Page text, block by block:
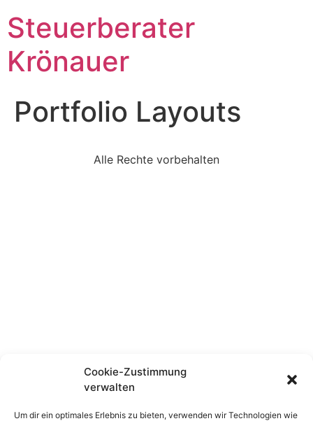
Cookie-Zustimmung
verwalten
Um dir ein optimales Erlebnis zu bieten, verwenden wir Technologien wie
Steuerberater
Krönauer
Portfolio Layouts
Alle Rechte vorbehalten